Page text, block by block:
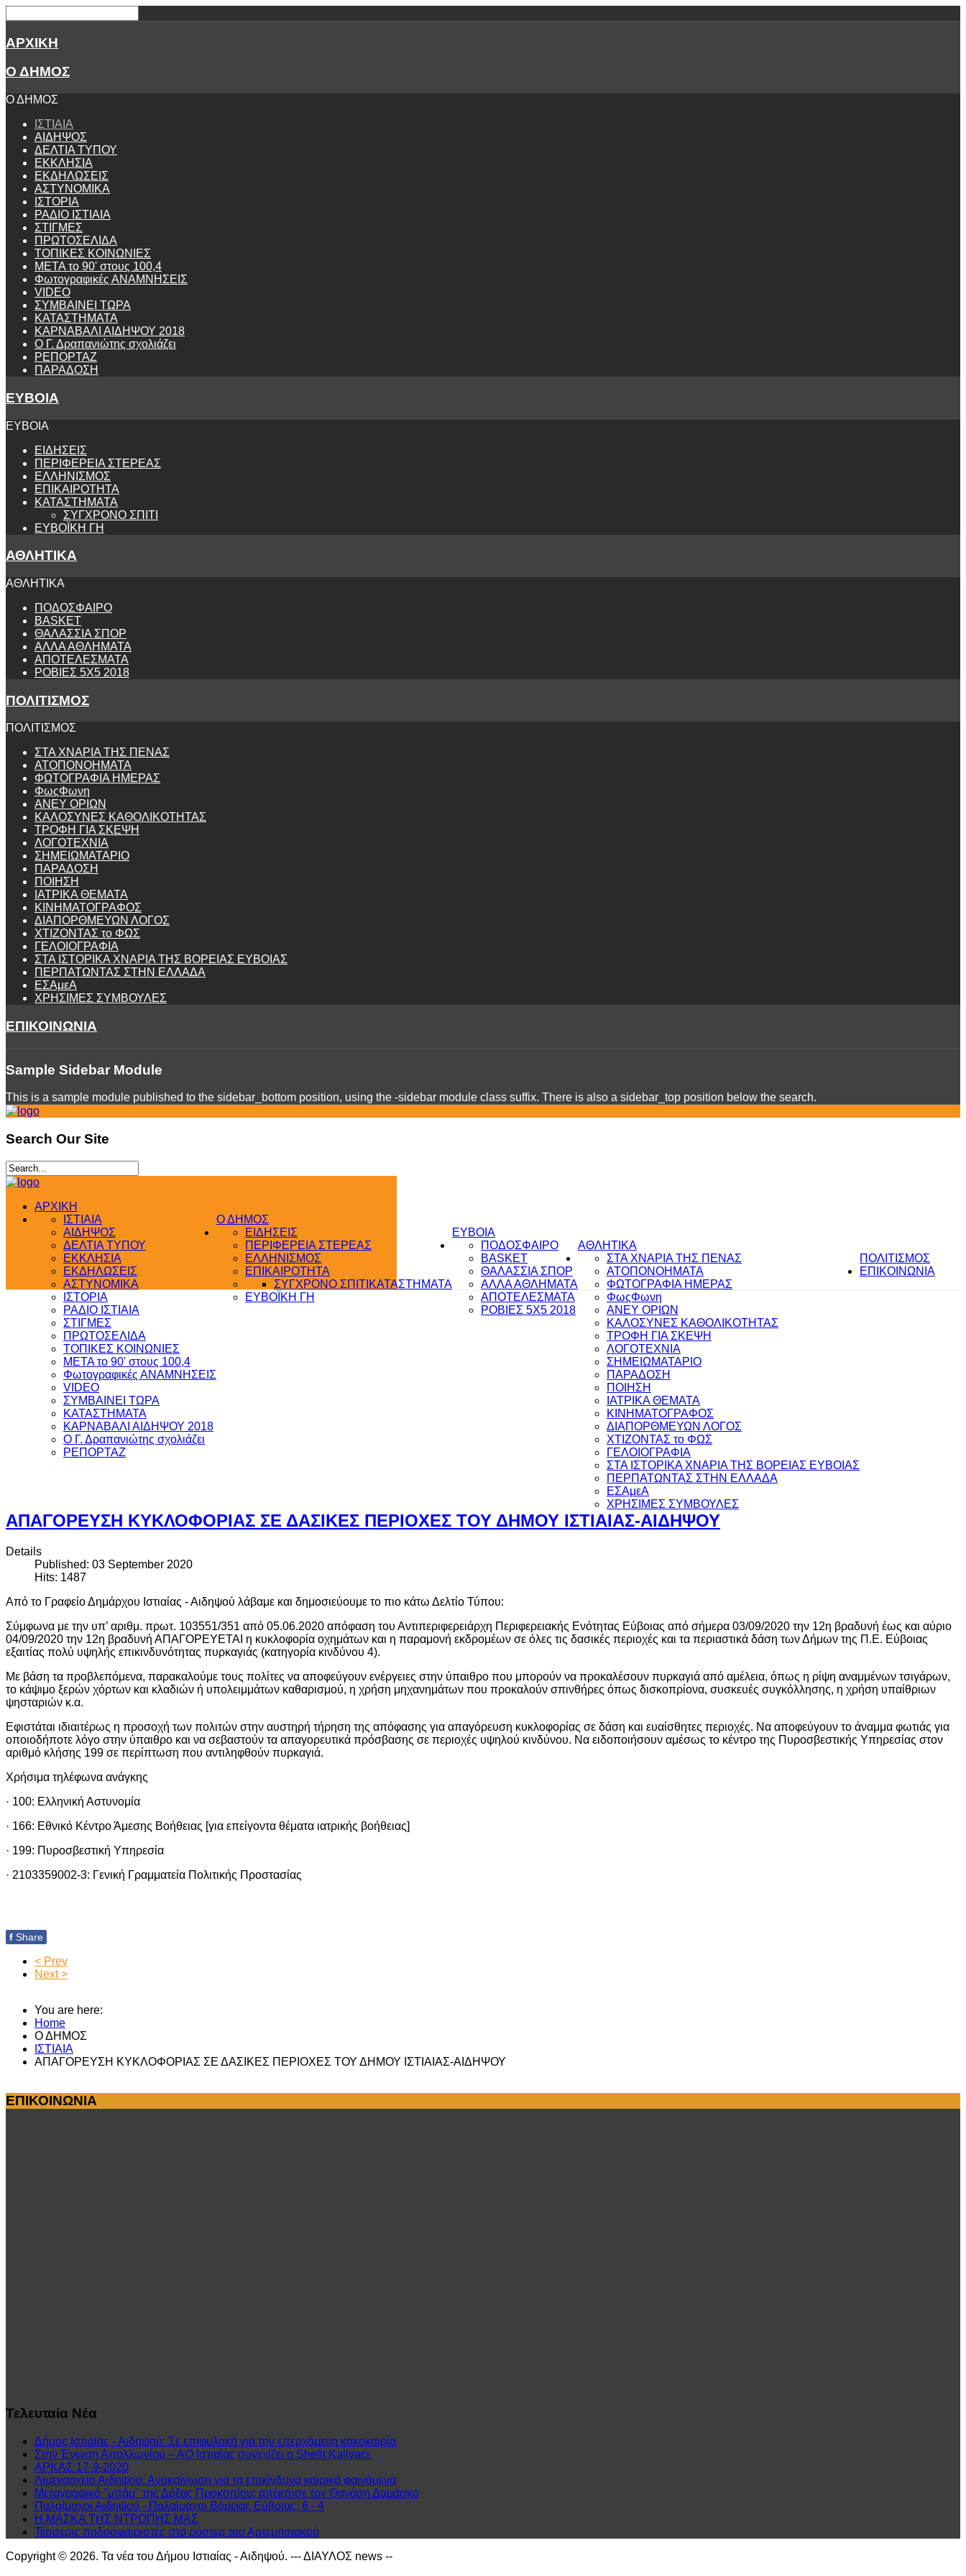
ΑΡΧΙΚΗ
Ο ΔΗΜΟΣ
Ο ΔΗΜΟΣ
ΙΣΤΙΑΙΑ
ΑΙΔΗΨΟΣ
ΔΕΛΤΙΑ ΤΥΠΟΥ
ΕΚΚΛΗΣΙΑ
ΕΚΔΗΛΩΣΕΙΣ
ΑΣΤΥΝΟΜΙΚΑ
ΙΣΤΟΡΙΑ
ΡΑΔΙΟ ΙΣΤΙΑΙΑ
ΣΤΙΓΜΕΣ
ΠΡΩΤΟΣΕΛΙΔΑ
ΤΟΠΙΚΕΣ ΚΟΙΝΩΝΙΕΣ
ΜΕΤΑ το 90' στους 100,4
Φωτογραφικές ΑΝΑΜΝΗΣΕΙΣ
VIDEO
ΣΥΜΒΑΙΝΕΙ ΤΩΡΑ
ΚΑΤΑΣΤΗΜΑΤΑ
ΚΑΡΝΑΒΑΛΙ ΑΙΔΗΨΟΥ 2018
Ο Γ. Δραπανιώτης σχολιάζει
ΡΕΠΟΡΤΑΖ
ΠΑΡΑΔΟΣΗ
ΕΥΒΟΙΑ
ΕΥΒΟΙΑ
ΕΙΔΗΣΕΙΣ
ΠΕΡΙΦΕΡΕΙΑ ΣΤΕΡΕΑΣ
ΕΛΛΗΝΙΣΜΟΣ
ΕΠΙΚΑΙΡΟΤΗΤΑ
ΚΑΤΑΣΤΗΜΑΤΑ
ΣΥΓΧΡΟΝΟ ΣΠΙΤΙ
ΕΥΒΟΪΚΗ ΓΗ
ΑΘΛΗΤΙΚΑ
ΑΘΛΗΤΙΚΑ
ΠΟΔΟΣΦΑΙΡΟ
BASKET
ΘΑΛΑΣΣΙΑ ΣΠΟΡ
ΑΛΛΑ ΑΘΛΗΜΑΤΑ
ΑΠΟΤΕΛΕΣΜΑΤΑ
ΡΟΒΙΕΣ 5Χ5 2018
ΠΟΛΙΤΙΣΜΟΣ
ΠΟΛΙΤΙΣΜΟΣ
ΣΤΑ ΧΝΑΡΙΑ ΤΗΣ ΠΕΝΑΣ
ΑΤΟΠΟΝΟΗΜΑΤΑ
ΦΩΤΟΓΡΑΦΙΑ ΗΜΕΡΑΣ
ΦωςΦωνη
ANEY ΟΡΙΩΝ
ΚΑΛΟΣΥΝΕΣ ΚΑΘΟΛΙΚΟΤΗΤΑΣ
ΤΡΟΦΗ ΓΙΑ ΣΚΕΨΗ
ΛΟΓΟΤΕΧΝΙΑ
ΣΗΜΕΙΩΜΑΤΑΡΙΟ
ΠΑΡΑΔΟΣΗ
ΠΟΙΗΣΗ
ΙΑΤΡΙΚΑ ΘΕΜΑΤΑ
ΚΙΝΗΜΑΤΟΓΡΑΦΟΣ
ΔΙΑΠΟΡΘΜΕΥΩΝ ΛΟΓΟΣ
ΧΤΙΖΟΝΤΑΣ το ΦΩΣ
ΓΕΛΟΙΟΓΡΑΦΙΑ
ΣΤΑ ΙΣΤΟΡΙΚΑ ΧΝΑΡΙΑ ΤΗΣ ΒΟΡΕΙΑΣ ΕΥΒΟΙΑΣ
ΠΕΡΠΑΤΩΝΤΑΣ ΣΤΗΝ ΕΛΛΑΔΑ
ΕΣΑμεΑ
ΧΡΗΣΙΜΕΣ ΣΥΜΒΟΥΛΕΣ
ΕΠΙΚΟΙΝΩΝΙΑ
Sample Sidebar Module
This is a sample module published to the sidebar_bottom position, using the -sidebar module class suffix. There is also a sidebar_top position below the search.
Search Our Site
ΑΡΧΙΚΗ
Ο ΔΗΜΟΣ
ΙΣΤΙΑΙΑ
ΑΙΔΗΨΟΣ
ΔΕΛΤΙΑ ΤΥΠΟΥ
ΕΚΚΛΗΣΙΑ
ΕΚΔΗΛΩΣΕΙΣ
ΑΣΤΥΝΟΜΙΚΑ
ΙΣΤΟΡΙΑ
ΡΑΔΙΟ ΙΣΤΙΑΙΑ
ΣΤΙΓΜΕΣ
ΠΡΩΤΟΣΕΛΙΔΑ
ΤΟΠΙΚΕΣ ΚΟΙΝΩΝΙΕΣ
ΜΕΤΑ το 90' στους 100,4
Φωτογραφικές ΑΝΑΜΝΗΣΕΙΣ
VIDEO
ΣΥΜΒΑΙΝΕΙ ΤΩΡΑ
ΚΑΤΑΣΤΗΜΑΤΑ
ΚΑΡΝΑΒΑΛΙ ΑΙΔΗΨΟΥ 2018
Ο Γ. Δραπανιώτης σχολιάζει
ΡΕΠΟΡΤΑΖ
ΕΥΒΟΙΑ
ΕΙΔΗΣΕΙΣ
ΠΕΡΙΦΕΡΕΙΑ ΣΤΕΡΕΑΣ
ΕΛΛΗΝΙΣΜΟΣ
ΕΠΙΚΑΙΡΟΤΗΤΑ
ΚΑΤΑΣΤΗΜΑΤΑ
ΣΥΓΧΡΟΝΟ ΣΠΙΤΙ
ΕΥΒΟΪΚΗ ΓΗ
ΑΘΛΗΤΙΚΑ
ΠΟΔΟΣΦΑΙΡΟ
BASKET
ΘΑΛΑΣΣΙΑ ΣΠΟΡ
ΑΛΛΑ ΑΘΛΗΜΑΤΑ
ΑΠΟΤΕΛΕΣΜΑΤΑ
ΡΟΒΙΕΣ 5Χ5 2018
ΠΟΛΙΤΙΣΜΟΣ
ΣΤΑ ΧΝΑΡΙΑ ΤΗΣ ΠΕΝΑΣ
ΑΤΟΠΟΝΟΗΜΑΤΑ
ΦΩΤΟΓΡΑΦΙΑ ΗΜΕΡΑΣ
ΦωςΦωνη
ANEY ΟΡΙΩΝ
ΚΑΛΟΣΥΝΕΣ ΚΑΘΟΛΙΚΟΤΗΤΑΣ
ΤΡΟΦΗ ΓΙΑ ΣΚΕΨΗ
ΛΟΓΟΤΕΧΝΙΑ
ΣΗΜΕΙΩΜΑΤΑΡΙΟ
ΠΑΡΑΔΟΣΗ
ΠΟΙΗΣΗ
ΙΑΤΡΙΚΑ ΘΕΜΑΤΑ
ΚΙΝΗΜΑΤΟΓΡΑΦΟΣ
ΔΙΑΠΟΡΘΜΕΥΩΝ ΛΟΓΟΣ
ΧΤΙΖΟΝΤΑΣ το ΦΩΣ
ΓΕΛΟΙΟΓΡΑΦΙΑ
ΣΤΑ ΙΣΤΟΡΙΚΑ ΧΝΑΡΙΑ ΤΗΣ ΒΟΡΕΙΑΣ ΕΥΒΟΙΑΣ
ΠΕΡΠΑΤΩΝΤΑΣ ΣΤΗΝ ΕΛΛΑΔΑ
ΕΣΑμεΑ
ΧΡΗΣΙΜΕΣ ΣΥΜΒΟΥΛΕΣ
ΕΠΙΚΟΙΝΩΝΙΑ
ΑΠΑΓΟΡΕΥΣΗ ΚΥΚΛΟΦΟΡΙΑΣ ΣΕ ΔΑΣΙΚΕΣ ΠΕΡΙΟΧΕΣ ΤΟΥ ΔΗΜΟΥ ΙΣΤΙΑΙΑΣ-ΑΙΔΗΨΟΥ
Details
Published: 03 September 2020
Hits: 1487
Από το Γραφείο Δημάρχου Ιστιαίας - Αιδηψού λάβαμε και δημοσιεύουμε το πιο κάτω Δελτίο Τύπου:
Σύμφωνα με την υπ’ αριθμ. πρωτ. 103551/351 από 05.06.2020 απόφαση του Αντιπεριφερειάρχη Περιφερειακής Ενότητας Εύβοιας από σήμερα 03/09/2020 την 12η βραδυνή έως και αύριο
04/09/2020 την 12η βραδυνή ΑΠΑΓΟΡΕΥΕΤΑΙ η κυκλοφορία οχημάτων και η παραμονή εκδρομέων σε όλες τις δασικές περιοχές και τα περιαστικά δάση των Δήμων της Π.Ε. Εύβοιας
εξαιτίας πολύ υψηλής επικινδυνότητας πυρκαγιάς (κατηγορία κινδύνου 4).
Με βάση τα προβλεπόμενα, παρακαλούμε τους πολίτες να αποφεύγουν ενέργειες στην ύπαιθρο που μπορούν να προκαλέσουν πυρκαγιά από αμέλεια, όπως η ρίψη αναμμένων τσιγάρων,
το κάψιμο ξερών χόρτων και κλαδιών ή υπολειμμάτων καθαρισμού, η χρήση μηχανημάτων που προκαλούν σπινθήρες όπως δισκοπρίονα, συσκευές συγκόλλησης, η χρήση υπαίθριων
ψησταριών κ.α.
Εφιστάται ιδιαιτέρως η προσοχή των πολιτών στην αυστηρή τήρηση της απόφασης για απαγόρευση κυκλοφορίας σε δάση και ευαίσθητες περιοχές. Να αποφεύγουν το άναμμα φωτιάς για
οποιοδήποτε λόγο στην ύπαιθρο και να σεβαστούν τα απαγορευτικά πρόσβασης σε περιοχές υψηλού κινδύνου. Να ειδοποιήσουν αμέσως το κέντρο της Πυροσβεστικής Υπηρεσίας στον
αριθμό κλήσης 199 σε περίπτωση που αντιληφθούν πυρκαγιά.
Χρήσιμα τηλέφωνα ανάγκης
· 100: Ελληνική Αστυνομία
· 166: Εθνικό Κέντρο Άμεσης Βοήθειας [για επείγοντα θέματα ιατρικής βοήθειας]
· 199: Πυροσβεστική Υπηρεσία
· 2103359002-3: Γενική Γραμματεία Πολιτικής Προστασίας
f Share
< Prev
Next >
You are here:
Home
Ο ΔΗΜΟΣ
ΙΣΤΙΑΙΑ
ΑΠΑΓΟΡΕΥΣΗ ΚΥΚΛΟΦΟΡΙΑΣ ΣΕ ΔΑΣΙΚΕΣ ΠΕΡΙΟΧΕΣ ΤΟΥ ΔΗΜΟΥ ΙΣΤΙΑΙΑΣ-ΑΙΔΗΨΟΥ
ΕΠΙΚΟΙΝΩΝΙΑ
Τελευταία Νέα
Δήμος Ιστιαίας - Αιδηψού: Σε επιφυλακή για την επερχόμενη κακοκαιρία
Στην Ένωση Απολλωνίου – ΑΟ Ιστιαίας συνεχίζει ο Shefit Kalivaci.
ΑΡΚΑΣ 17-9-2020
Λιμεναρχείο Αιδηψού: Ανακοίνωση για τα επικίνδυνα καιρικά φαινόμενα
Μεταγραφικό "μπάμ" της Δόξας Προκοπίου: απέκτησε τον Θανάση Δαμάσκο
Παλαίμαχοι Αιδηψού - Παλαίμαχοι Βόρειας Εύβοιας: 6 - 4
Η ΜΑΣΚΑ ΤΗΣ ΝΤΡΟΠΗΣ ΜΑΣ
Τέσσερις ποδοσφαιριστές στο ρόστερ του Αρτεμησιακού
Copyright © 2026. Τα νέα του Δήμου Ιστιαίας - Αιδηψού. --- ΔΙΑΥΛΟΣ news --